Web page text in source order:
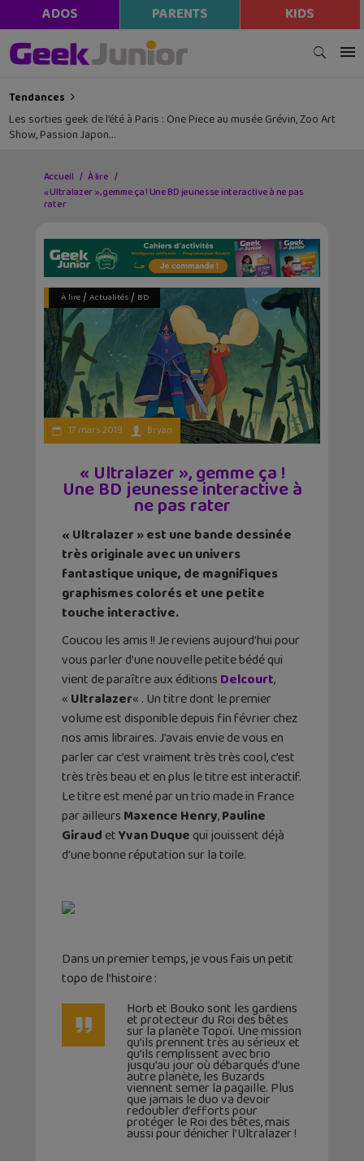
ADOS PARENTS KIDS
Tendances
Les sorties geek de l’été à Paris : One Piece au musée Grévin, Zoo Art
Show, Passion Japon…
Accueil
À lire
« Ultralazer », gemme ça ! Une BD jeunesse interactive à ne pas
rater
À lire/ Actualités/ BD
17 mars 2019 Bryan
« Ultralazer », gemme ça !
Une BD jeunesse interactive à
ne pas rater
« Ultralazer » est une bande dessinée
très originale avec un univers
fantastique unique, de magnifiques
graphismes colorés et une petite
touche interactive.
Coucou les amis !! Je reviens aujourd’hui pour
vous parler d’une nouvelle petite bédé qui
vient de paraître aux éditions Delcourt,
« Ultralazer« . Un titre dont le premier
volume est disponible depuis fin février chez
nos amis libraires. J’avais envie de vous en
parler car c’est vraiment très très cool, c’est
très très beau et en plus le titre est interactif.
Le titre est mené par un trio made in France
par ailleurs Maxence Henry,Pauline
Giraud etYvan Duque qui jouissent déjà
d’une bonne réputation sur la toile.
Dans un premier temps, je vous fais un petit
topo de l’histoire :
Horb et Bouko sont les gardiens
et protecteur du Roi des bêtes
sur la planète Topoï. Une mission
qu’ils prennent très au sérieux et
qu’ils remplissent avec brio
jusqu’au jour où débarqués d’une
autre planète, les Buzards
viennent semer la pagaille. Plus
que jamais le duo va devoir
redoubler d’efforts pour
protéger le Roi des bêtes, mais
aussi pour dénicher l’Ultralazer !